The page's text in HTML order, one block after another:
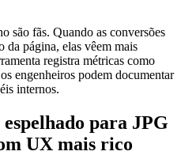
são fãs. Quando as conversões
da página, elas vêem mais
registra métricas como
engenheiros podem documentar
internos.
para JPG
UX mais rico